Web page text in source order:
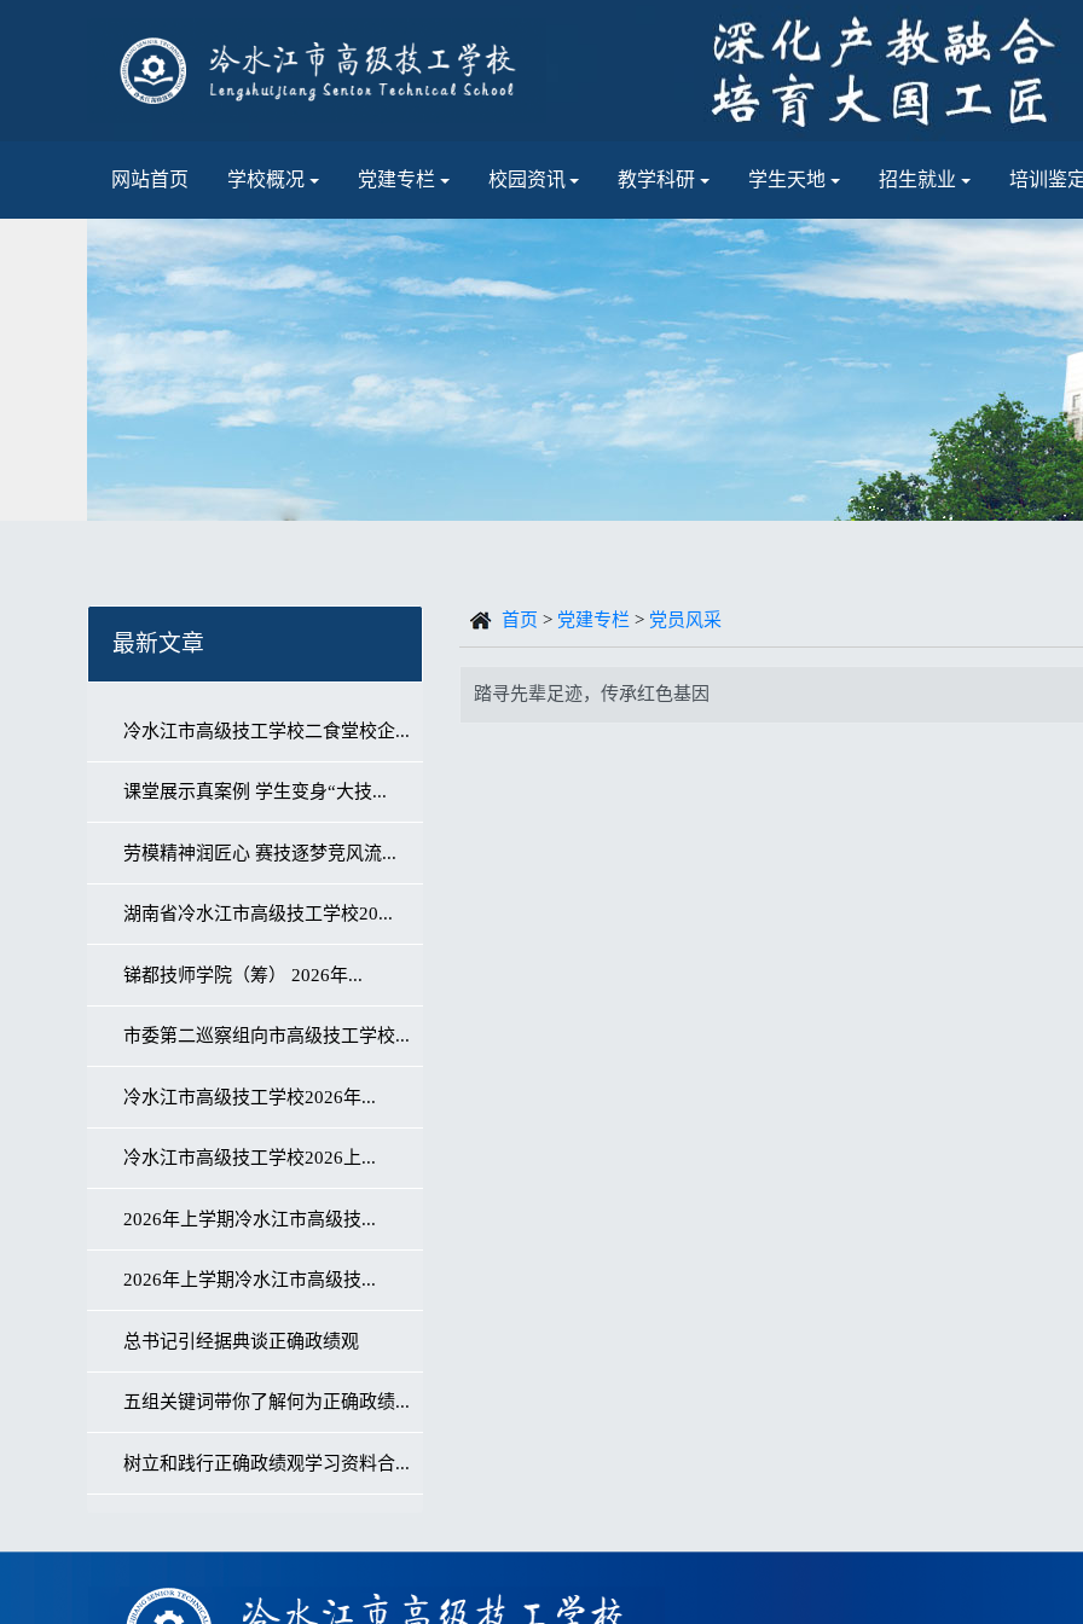
网站首页 学校概况 党建专栏 校园资讯 教学科研 学生天地 招生就业 培训鉴
首页 > 党建专栏 > 党员风采
踏寻先辈足迹，传承红色基因
最新文章
冷水江市高级技工学校二食堂校企...
课堂展示真案例 学生变身“大技...
劳模精神润匠心 赛技逐梦竞风流...
湖南省冷水江市高级技工学校20...
锑都技师学院（筹） 2026年...
市委第二巡察组向市高级技工学校...
冷水江市高级技工学校2026年...
冷水江市高级技工学校2026上...
2026年上学期冷水江市高级技...
2026年上学期冷水江市高级技...
总书记引经据典谈正确政绩观
五组关键词带你了解何为正确政绩...
树立和践行正确政绩观学习资料合...